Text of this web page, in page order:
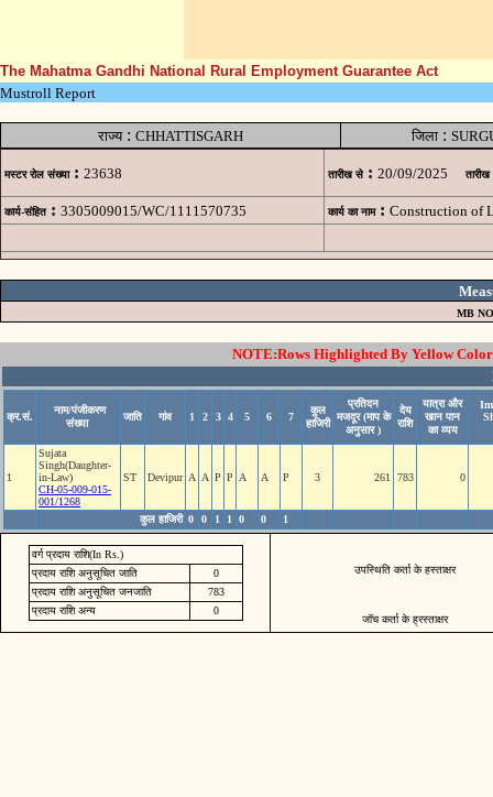
The Mahatma Gandhi National Rural Employment Guarantee Act
Mustroll Report
राज्य: CHHATTISGARH जिला:
मस्टर रोल संख्या : 23638 तारीख से : 20/09/2025 तारीख
कार्य-संहित : 3305009015/WC/1111570735 कार्य का नाम : Construction of
MB
NOTE:Rows Highlighted By Yellow
क्र.सं.
नाम/पंजीकरण
संख्या
जाति गांव 1 2 3 4 5 6 7
कुल
हाजिरी
प्रतिदन
मजदूर (माप के
अनुसार )
देय
राशि
यात्रा और
खान पान
का व्यय
1
Sujata
Singh(Daughter-
in-Law)
CH-05-009-015-
001/1268
ST Devipur A A P P A A P 3 261 783 0
कुल हाजिरी 0 0 1 1 0 0 1
वर्ग प्रदाय राशि(In Rs.)
प्रदाय राशि अनुसूचित जाति
0
प्रदाय राशि अनुसूचित जनजाति
783
प्रदाय राशि अन्य
0
उपस्थिति कर्ता के हस्ताक्षर
जॉच कर्ता के ह्रस्ताक्षर